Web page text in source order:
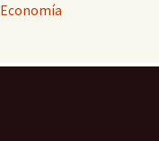
Economía